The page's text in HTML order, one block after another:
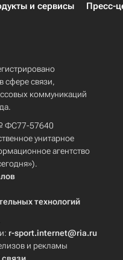
и сервисы Пресс-
сфере связи,
коммуникаций
ФС77-57640
унитарное
агентство
технологий
r-sport.internet@ria.ru
и рекламы